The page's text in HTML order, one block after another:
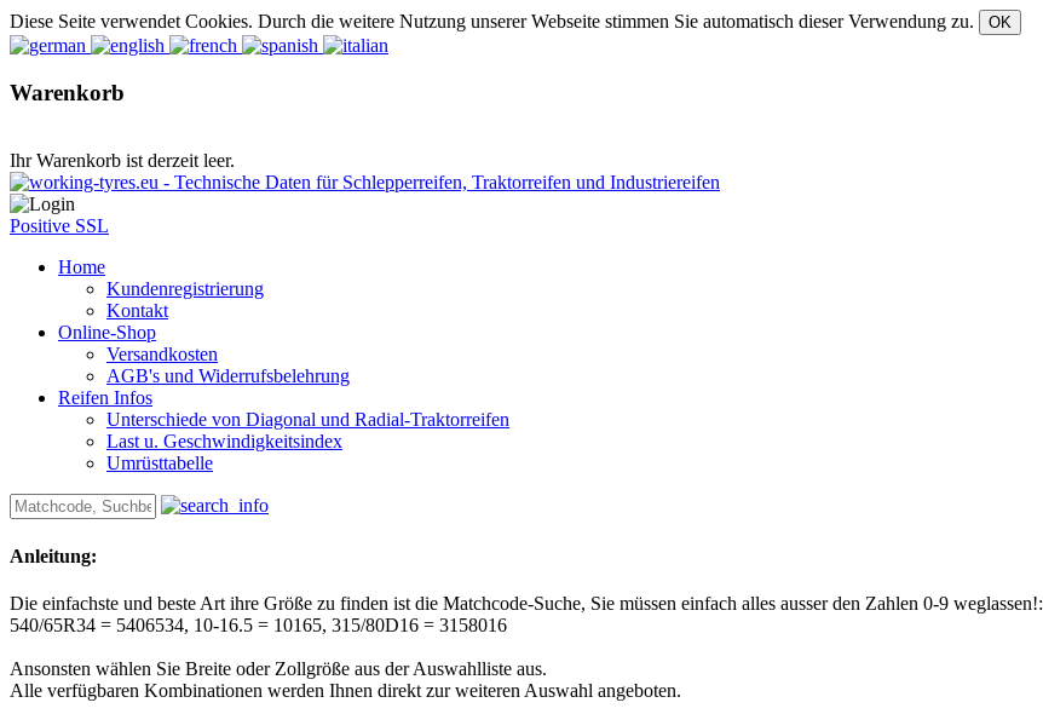
Diese Seite verwendet Cookies. Durch die weitere Nutzung unserer Webseite stimmen Sie automatisch dieser Verwendung zu.
Warenkorb
Ihr Warenkorb ist derzeit leer.
Positive SSL
Home
Kundenregistrierung
Kontakt
Online-Shop
Versandkosten
AGB's und Widerrufsbelehrung
Reifen Infos
Unterschiede von Diagonal und Radial-Traktorreifen
Last u. Geschwindigkeitsindex
Umrüsttabelle
Anleitung:
Die einfachste und beste Art ihre Größe zu finden ist die Matchcode-Suche, Sie müssen einfach alles ausser den Zahlen 0-9 weglassen!:
540/65R34 = 5406534, 10-16.5 = 10165, 315/80D16 = 3158016
Ansonsten wählen Sie Breite oder Zollgröße aus der Auswahlliste aus.
Alle verfügbaren Kombinationen werden Ihnen direkt zur weiteren Auswahl angeboten.